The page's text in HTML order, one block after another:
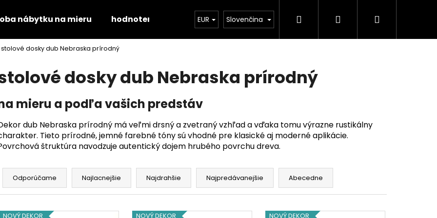
nábytku na mieru hodnotenie obchodu kontakt
EUR Slovenčina Hľadať PrihlásenieNákupný
stolové dosky dub Nebraska prírodný
dosky dub Nebraska prírodný
mieru a podľa vašich predstáv
dub Nebraska prírodný má veľmi drsný a zvetraný vzhľad a vďaka tomu výrazne rustikálny
Tieto prírodné, jemné farebné tóny sú vhodné pre klasické aj moderné aplikácie.
štruktúra navodzuje autentický dojem hrubého povrchu dreva.
R
Odporúčame Najlacnejšie Najdrahšie Najpredávanejšie Abecedne
NOVÝ DEKOR NOVÝ DEKOR NOVÝ DEKOR
Čo potrebujete nájsť?
Odporúčame
DOSKA HALIFAX PRÍRODNÝ
STOLOVÁ DOSKA POLKRUH NEBRASKA